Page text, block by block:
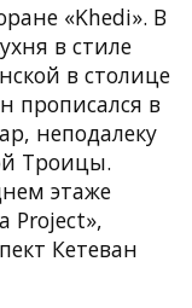
«Khedi». В
в стиле
в столице
прописался в
неподалеку
Троицы.
этаже
Project»,
Кетеван